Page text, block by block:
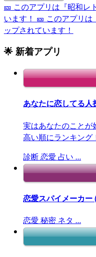
🎫 このアプリは『昭和レ
います！ 🎫 このアプリ
ップされています！
🌟 新着アプリ
あなたに恋してる人
実はあなたのこと
高い順にランキング
診断恋愛 占い ...
恋愛スパイメーカー
恋愛 秘密 ネタ ...